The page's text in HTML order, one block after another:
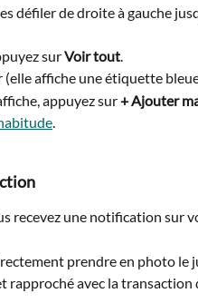
défiler de droite à gauche
sur Voir tout.
affiche une étiquette
appuyez sur + Ajouter
.
recevez une notification sur
prendre en photo le
avec la transaction